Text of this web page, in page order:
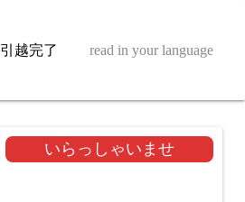
引越完了 read in your language
いらっしゃいませ